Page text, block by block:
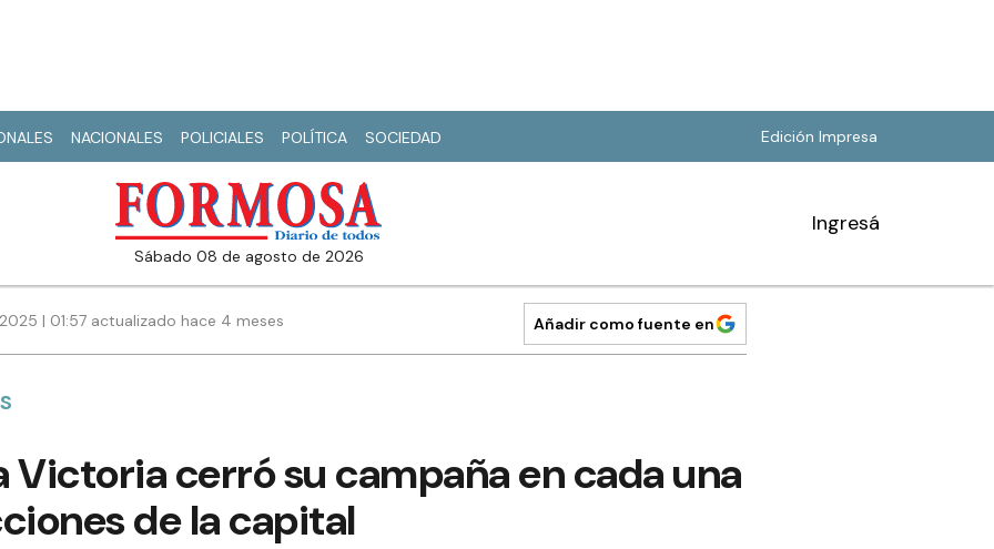
NACIONALES POLICIALES POLÍTICA SOCIEDAD Edición Impresa
sábado 08 de agosto de 2026
Ingresá
| 01:57 actualizado hace 4 meses Añadir como fuente en
Victoria cerró su campaña en cada una
de la capital